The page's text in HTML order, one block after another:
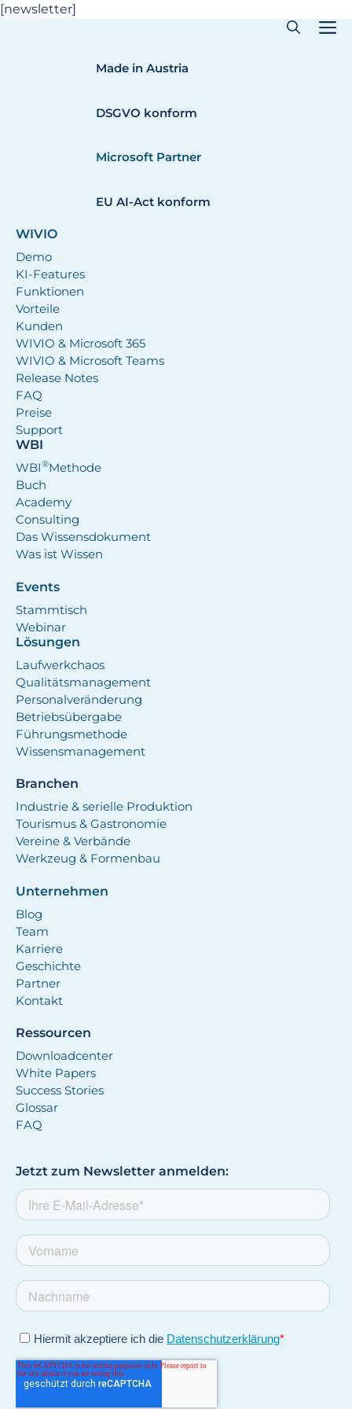
Zum
[newsletter]
Made in Austria
DSGVO konform
Microsoft Partner
EU AI-Act konform
WIVIO
Demo
KI-Features
Funktionen
Vorteile
Kunden
WIVIO & Microsoft 365
WIVIO & Microsoft Teams
Release Notes
FAQ
Preise
Support
WBI
WBI®Methode
Buch
Academy
Consulting
Das Wissensdokument
Was ist Wissen
Events
Stammtisch
Webinar
Lösungen
Laufwerkchaos
Qualitätsmanagement
Personalveränderung
Betriebsübergabe
Führungsmethode
Wissensmanagement
Branchen
Industrie & serielle Produktion
Tourismus & Gastronomie
Vereine & Verbände
Werkzeug & Formenbau
Unternehmen
Blog
Team
Karriere
Geschichte
Partner
Kontakt
Ressourcen
Downloadcenter
White Papers
Success Stories
Glossar
FAQ
Jetzt zum Newsletter anmelden: